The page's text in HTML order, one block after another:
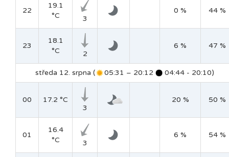
22
19.1
°C
3
0 % 44 %
23
18.1
°C
2
6 % 47 %
středa 12. srpna ( 05:31 – 20:12 04:44 - 20:10)
00
17.2 °C
3
20 % 50 %
01
16.4
°C
3
6 % 54 %